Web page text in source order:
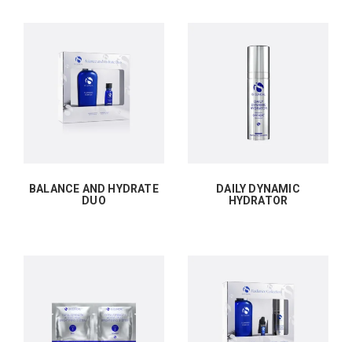
BALANCE AND HYDRATE
DUO
DAILY DYNAMIC
HYDRATOR